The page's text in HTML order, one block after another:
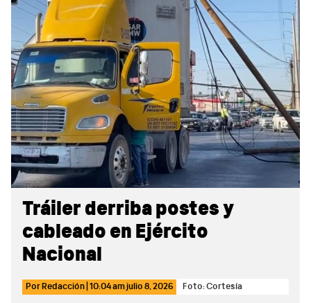
Tráiler derriba postes y
cableado en Ejército
Nacional
Por Redacción 10:04 amjulio 8, 2026 Foto: Cortesía
Sidebar